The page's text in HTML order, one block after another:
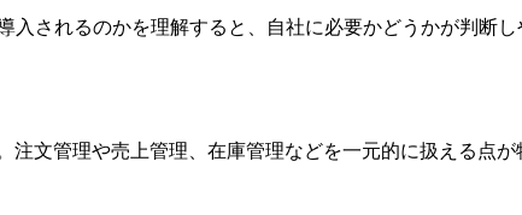
されるのかを理解すると、自社に必要かどうかが判断し
文管理や売上管理、在庫管理などを一元的に扱える点